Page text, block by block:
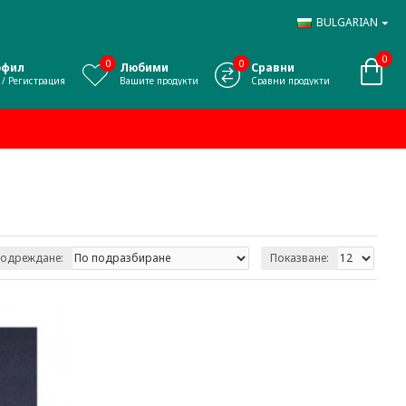
BULGARIAN
Регистрация
Любими
Вашите продукти
0 Сравни
Сравни продукти
0 0
Показване: